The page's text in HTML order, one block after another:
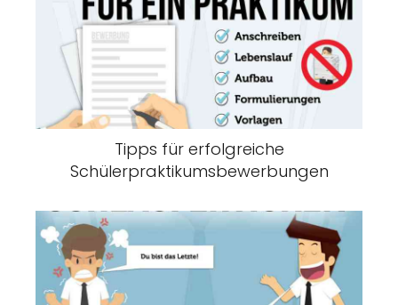
Tipps für erfolgreiche
Schülerpraktikumsbewerbungen